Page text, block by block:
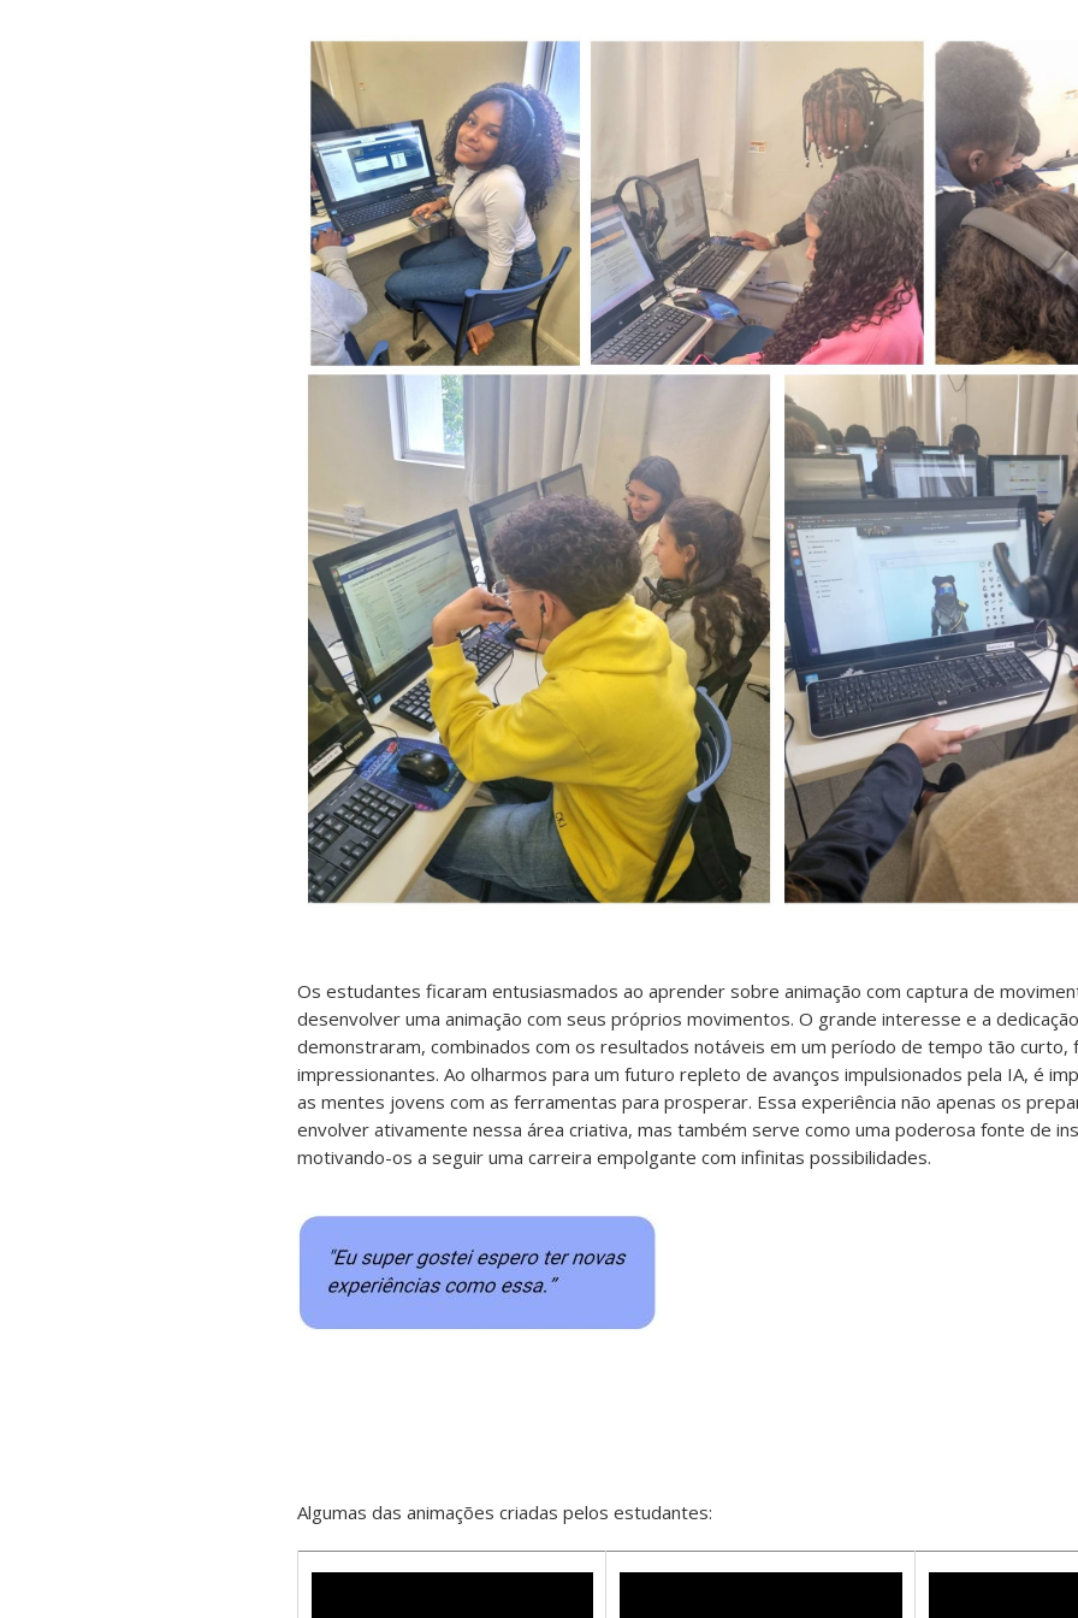
Os estudantes ficaram entusiasmados ao aprender sobre animação com captura de
desenvolver uma animação com seus próprios movimentos. O grande interesse e a
demonstraram, combinados com os resultados notáveis em um período de tempo tão curto,
impressionantes. Ao olharmos para um futuro repleto de avanços impulsionados pela IA, é
as mentes jovens com as ferramentas para prosperar. Essa experiência não apenas os
envolver ativamente nessa área criativa, mas também serve como uma poderosa fonte de
motivando-os a seguir uma carreira empolgante com infinitas possibilidades.
Algumas das animações criadas pelos estudantes: